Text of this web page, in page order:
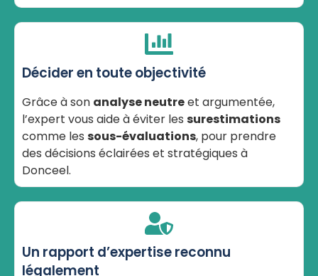
Décider en toute objectivité
Grâce à son analyse neutreet argumentée,
l’expert vous aide à éviter les surestimations
comme les sous-évaluations, pour prendre
des décisions éclairées et stratégiques à
Donceel.
Un rapport d’expertise reconnu
légalement